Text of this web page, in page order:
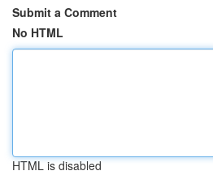
Submit a Comment
No HTML
HTML is disabled